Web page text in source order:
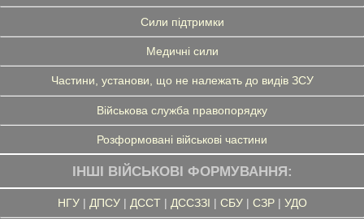
Сили підтримки
Медичні сили
Частини, установи, що не належать до видів ЗСУ
Військова служба правопорядку
Розформовані військові частини
ІНШІ ВІЙСЬКОВІ ФОРМУВАННЯ:
НГУ| ДПСУ| ДССТ| ДССЗЗІ | СБУ| СЗР| УДО